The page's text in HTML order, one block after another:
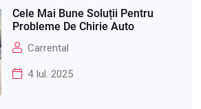
Cele Mai Bune Soluții Pentru
Probleme De Chirie Auto
Carrental
4 Iul. 2025